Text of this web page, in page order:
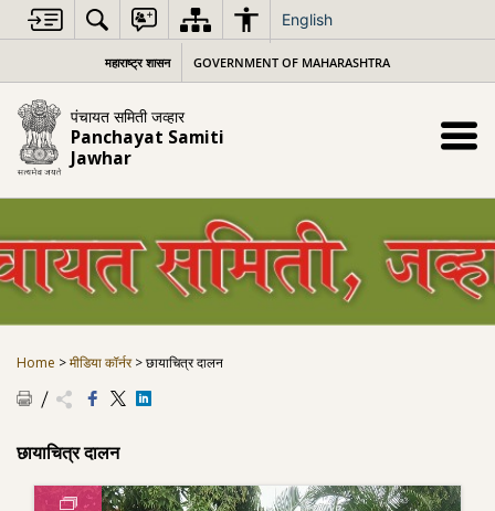
content
English
महाराष्ट्र शासन GOVERNMENT OF MAHARASHTRA
पंचायत समिती जव्हार
Panchayat Samiti
Jawhar
Home >मीडिया कॉर्नर>छायाचित्र दालन
छायाचित्र दालन